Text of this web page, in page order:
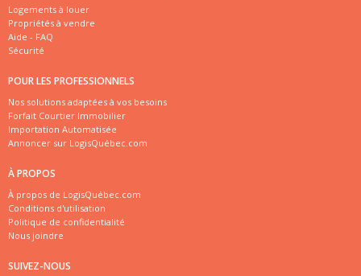
Logements à louer
Propriétés à vendre
Aide - FAQ
Sécurité
POUR LES PROFESSIONNELS
Nos solutions adaptées à vos besoins
Forfait Courtier Immobilier
Importation Automatisée
Annoncer sur LogisQuébec.com
À PROPOS
À propos de LogisQuébec.com
Conditions d'utilisation
Politique de confidentialité
Nous joindre
SUIVEZ-NOUS